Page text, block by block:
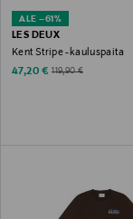
ALE –61%
LES DEUX
Kent Stripe -kauluspaita
Discounted Price
47,20 € Original Price
119,90 €